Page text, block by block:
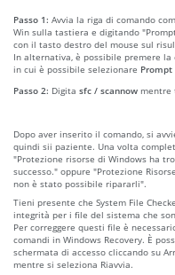
Passo 1: Avvia la riga di comando
Win sulla tastiera e digitando
con il tasto destro del mouse sul
In alternativa, è possibile premere
in cui è possibile selezionare
Passo 2: Digita sfc / scannow mentre
Dopo aver inserito il comando, si
quindi sii paziente. Una volta
"Protezione risorse di Windows ha
successo." oppure "Protezione
non è stato possibile ripararli".
Tieni presente che System File
integrità per i file del sistema che
Per correggere questi file è
comandi in Windows Recovery. È
schermata di accesso cliccando su
mentre si seleziona Riavvia.